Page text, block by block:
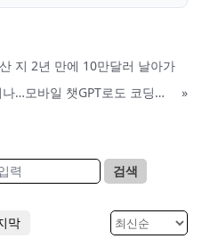
지 2년 만에 10만달러 날아가
노트북 열고다니는 개발자 사라지나…모바일 챗GPT로도 코딩한다
»
검색
막